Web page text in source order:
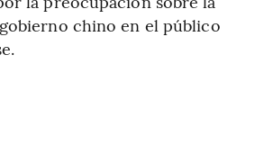
chino en el público